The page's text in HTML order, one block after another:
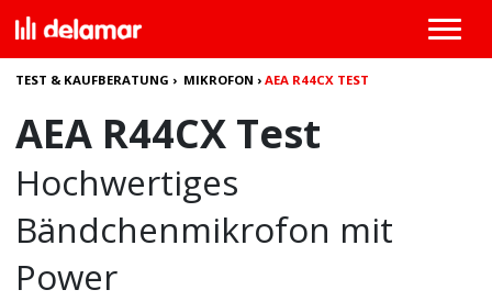
TEST & KAUFBERATUNG › MIKROFON ›AEA R44CX TEST
AEA R44CX Test
Hochwertiges
Bändchenmikrofon mit
Power